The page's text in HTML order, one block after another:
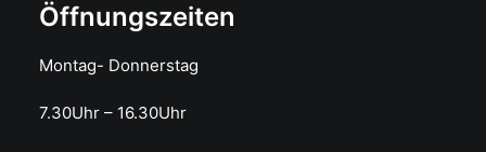
Öffnungszeiten
Montag- Donnerstag
7.30Uhr – 16.30Uhr